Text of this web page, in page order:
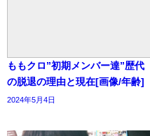
ももクロ”初期メンバー達”歴代
の脱退の理由と現在[画像/年齢]
2024年5月4日